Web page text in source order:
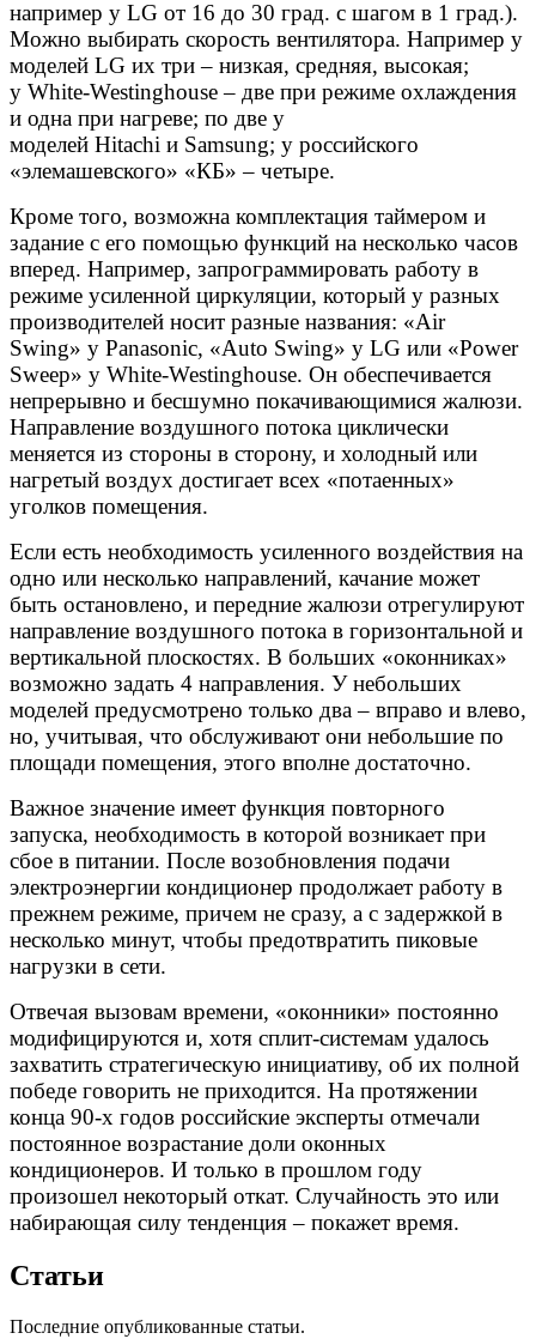
например у LG от 16 до 30 град. с шагом в 1 град.).
Можно выбирать скорость вентилятора. Например у
моделей LG их три – низкая, средняя, высокая;
у White-Westinghouse – две при режиме охлаждения
и одна при нагреве; по две у
моделей Hitachi и Samsung; у российского
«элемашевского» «КБ» – четыре.
Кроме того, возможна комплектация таймером и
задание с его помощью функций на несколько часов
вперед. Например, запрограммировать работу в
режиме усиленной циркуляции, который у разных
производителей носит разные названия: «Air
Swing» у Panasonic, «Auto Swing» у LG или «Power
Sweep» у White-Westinghouse. Он обеспечивается
непрерывно и бесшумно покачивающимися жалюзи.
Направление воздушного потока циклически
меняется из стороны в сторону, и холодный или
нагретый воздух достигает всех «потаенных»
уголков помещения.
Если есть необходимость усиленного воздействия на
одно или несколько направлений, качание может
быть остановлено, и передние жалюзи отрегулируют
направление воздушного потока в горизонтальной и
вертикальной плоскостях. В больших «оконниках»
возможно задать 4 направления. У небольших
моделей предусмотрено только два – вправо и влево,
но, учитывая, что обслуживают они небольшие по
площади помещения, этого вполне достаточно.
Важное значение имеет функция повторного
запуска, необходимость в которой возникает при
сбое в питании. После возобновления подачи
электроэнергии кондиционер продолжает работу в
прежнем режиме, причем не сразу, а с задержкой в
несколько минут, чтобы предотвратить пиковые
нагрузки в сети.
Отвечая вызовам времени, «оконники» постоянно
модифицируются и, хотя сплит-системам удалось
захватить стратегическую инициативу, об их полной
победе говорить не приходится. На протяжении
конца 90-х годов российские эксперты отмечали
постоянное возрастание доли оконных
кондиционеров. И только в прошлом году
произошел некоторый откат. Случайность это или
набирающая силу тенденция – покажет время.
Статьи
Последние опубликованные статьи.